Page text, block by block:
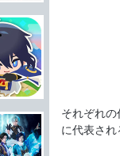
それぞれ
に代表され